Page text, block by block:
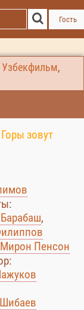
Гость
Узбекфильм,
Горы зовут
,
Мирон Пенсон